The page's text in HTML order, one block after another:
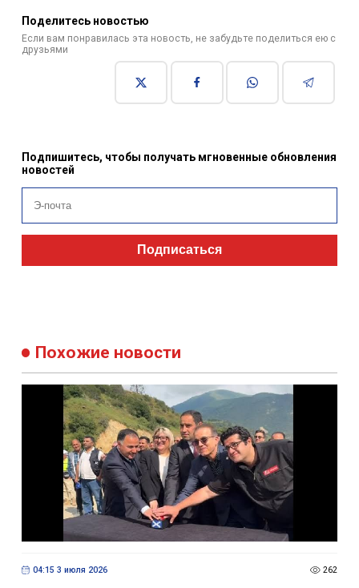
Поделитесь новостью
Если вам понравилась эта новость, не забудьте поделиться ею с
друзьями
Подпишитесь, чтобы получать мгновенные обновления
новостей
Подписаться
Похожие новости
04:15 3 июля 2026 262